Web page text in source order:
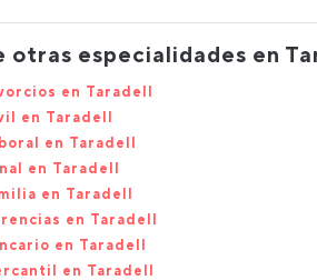
otras especialidades en
en Taradell
en Taradell
en Taradell
en Taradell
en Taradell
en Taradell
en Taradell
en Taradell